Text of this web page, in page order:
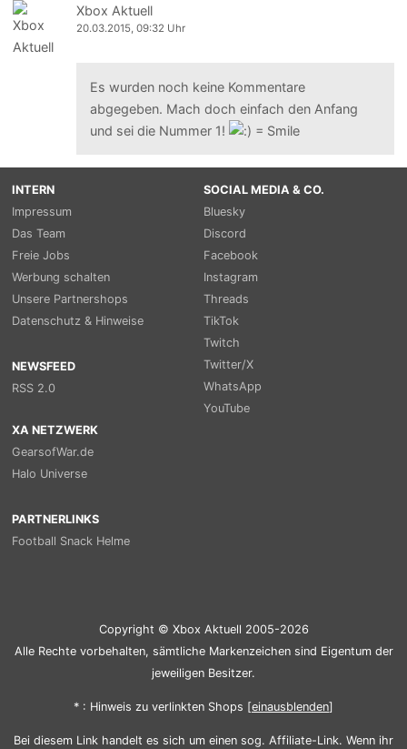
Xbox Aktuell
20.03.2015, 09:32 Uhr
Es wurden noch keine Kommentare
abgegeben. Mach doch einfach den Anfang
und sei die Nummer 1!
INTERN
Impressum
Das Team
Freie Jobs
Werbung schalten
Unsere Partnershops
Datenschutz & Hinweise
NEWSFEED
RSS 2.0
SOCIAL MEDIA & CO.
Bluesky
Discord
Facebook
Instagram
Threads
TikTok
Twitch
Twitter/X
WhatsApp
YouTube
XA NETZWERK
GearsofWar.de
Halo Universe
PARTNERLINKS
Football Snack Helme
Copyright © Xbox Aktuell 2005-2026
Alle Rechte vorbehalten, sämtliche Markenzeichen sind Eigentum der
jeweiligen Besitzer.
* : Hinweis zu verlinkten Shops [einausblenden]
Bei diesem Link handelt es sich um einen sog. Affiliate-Link. Wenn ihr